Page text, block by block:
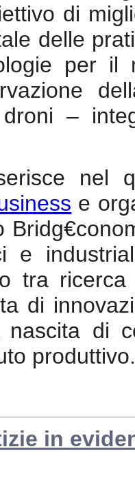
di
delle
per il
droni –
nel
e
e
tra ricerca
di
di
produttivo.
in